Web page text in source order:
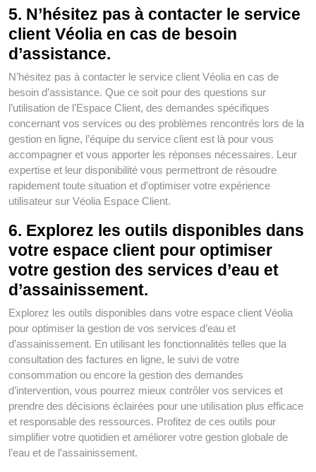
5. N’hésitez pas à contacter le service
client Véolia en cas de besoin
d’assistance.
N’hésitez pas à contacter le service client Véolia en cas de
besoin d’assistance. Que ce soit pour des questions sur
l’utilisation de l’Espace Client, des demandes spécifiques
concernant vos services ou des problèmes rencontrés lors de la
gestion en ligne, l’équipe du service client est là pour vous
accompagner et vous apporter les réponses nécessaires. Leur
expertise et leur disponibilité vous permettront de résoudre
rapidement toute situation et d’optimiser votre expérience
utilisateur sur Véolia Espace Client.
6. Explorez les outils disponibles dans
votre espace client pour optimiser
votre gestion des services d’eau et
d’assainissement.
Explorez les outils disponibles dans votre espace client Véolia
pour optimiser la gestion de vos services d’eau et
d’assainissement. En utilisant les fonctionnalités telles que la
consultation des factures en ligne, le suivi de votre
consommation ou encore la gestion des demandes
d’intervention, vous pourrez mieux contrôler vos services et
prendre des décisions éclairées pour une utilisation plus efficace
et responsable des ressources. Profitez de ces outils pour
simplifier votre quotidien et améliorer votre gestion globale de
l’eau et de l’assainissement.